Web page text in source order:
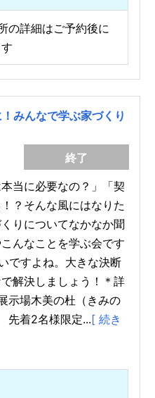
詳細はご予約後に
みんなで学ぶ家づくり
終了
当に必要なの？」「契
？そんな風にはなりた
りについてなかなか聞
んなことを学ぶ会です
ですよね。大きな決断
解決しましょう！＊詳
場木美の杜（きみの
着2名様限定...[ 続き